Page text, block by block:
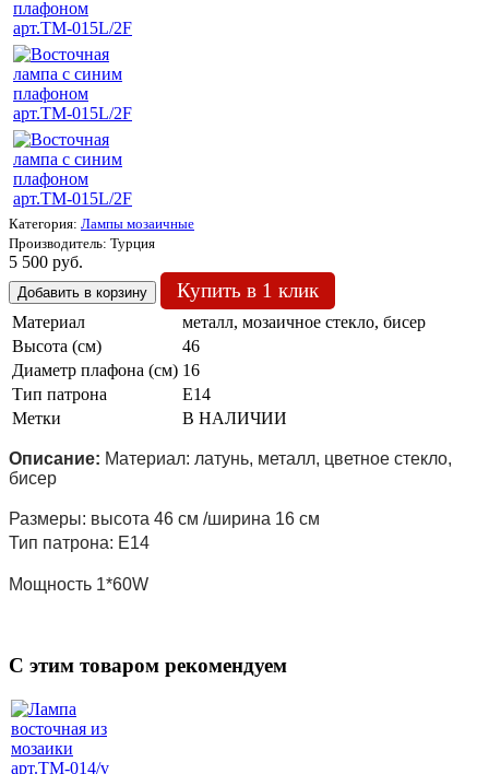
Категория: Лампы мозаичные
Производитель: Турция
5 500 руб.
Купить в 1 клик
Материал
металл, мозаичное стекло, бисер
Высота (см)
46
Диаметр плафона (см) 16
Тип патрона
Е14
Метки
В НАЛИЧИИ
Описание: Материал: латунь, металл, цветное стекло,
бисер
Размеры: высота 46 см /ширина 16 см
Тип патрона: Е14
Мощность 1*60W
C этим товаром рекомендуем